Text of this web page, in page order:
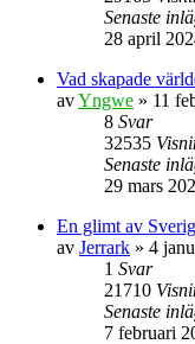
Senaste
28 april
Vad skapade
avYngwe » 11
8 Svar
32535
Senaste
29 mars
En glimt av
av Jerrark » 4
1 Svar
21710
Senaste
7 februari